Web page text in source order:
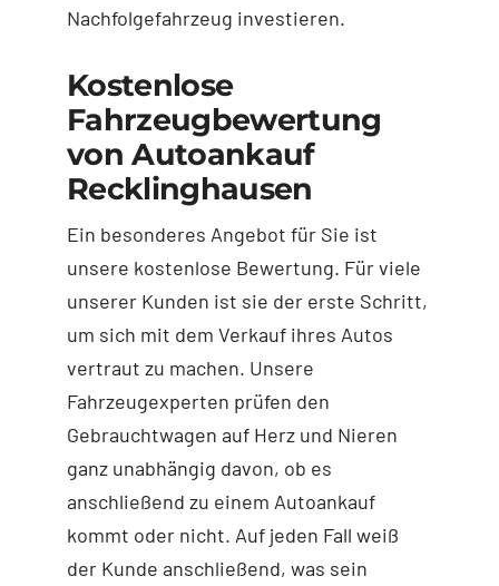
Nachfolgefahrzeug investieren.
Kostenlose
Fahrzeugbewertung
von Autoankauf
Recklinghausen
Ein besonderes Angebot für Sie ist
unsere kostenlose Bewertung. Für viele
unserer Kunden ist sie der erste Schritt,
um sich mit dem Verkauf ihres Autos
vertraut zu machen. Unsere
Fahrzeugexperten prüfen den
Gebrauchtwagen auf Herz und Nieren
ganz unabhängig davon, ob es
anschließend zu einem Autoankauf
kommt oder nicht. Auf jeden Fall weiß
der Kunde anschließend, was sein